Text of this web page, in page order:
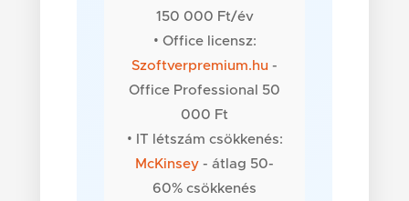
150 000 Ft/év
• Office licensz:
Szoftverpremium.hu -
Office Professional 50
000 Ft
• IT létszám csökkenés:
McKinsey - átlag 50-
60% csökkenés